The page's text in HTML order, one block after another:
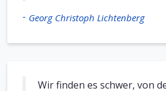
- Georg Christoph Lichtenberg
Wir finden es schwer, von